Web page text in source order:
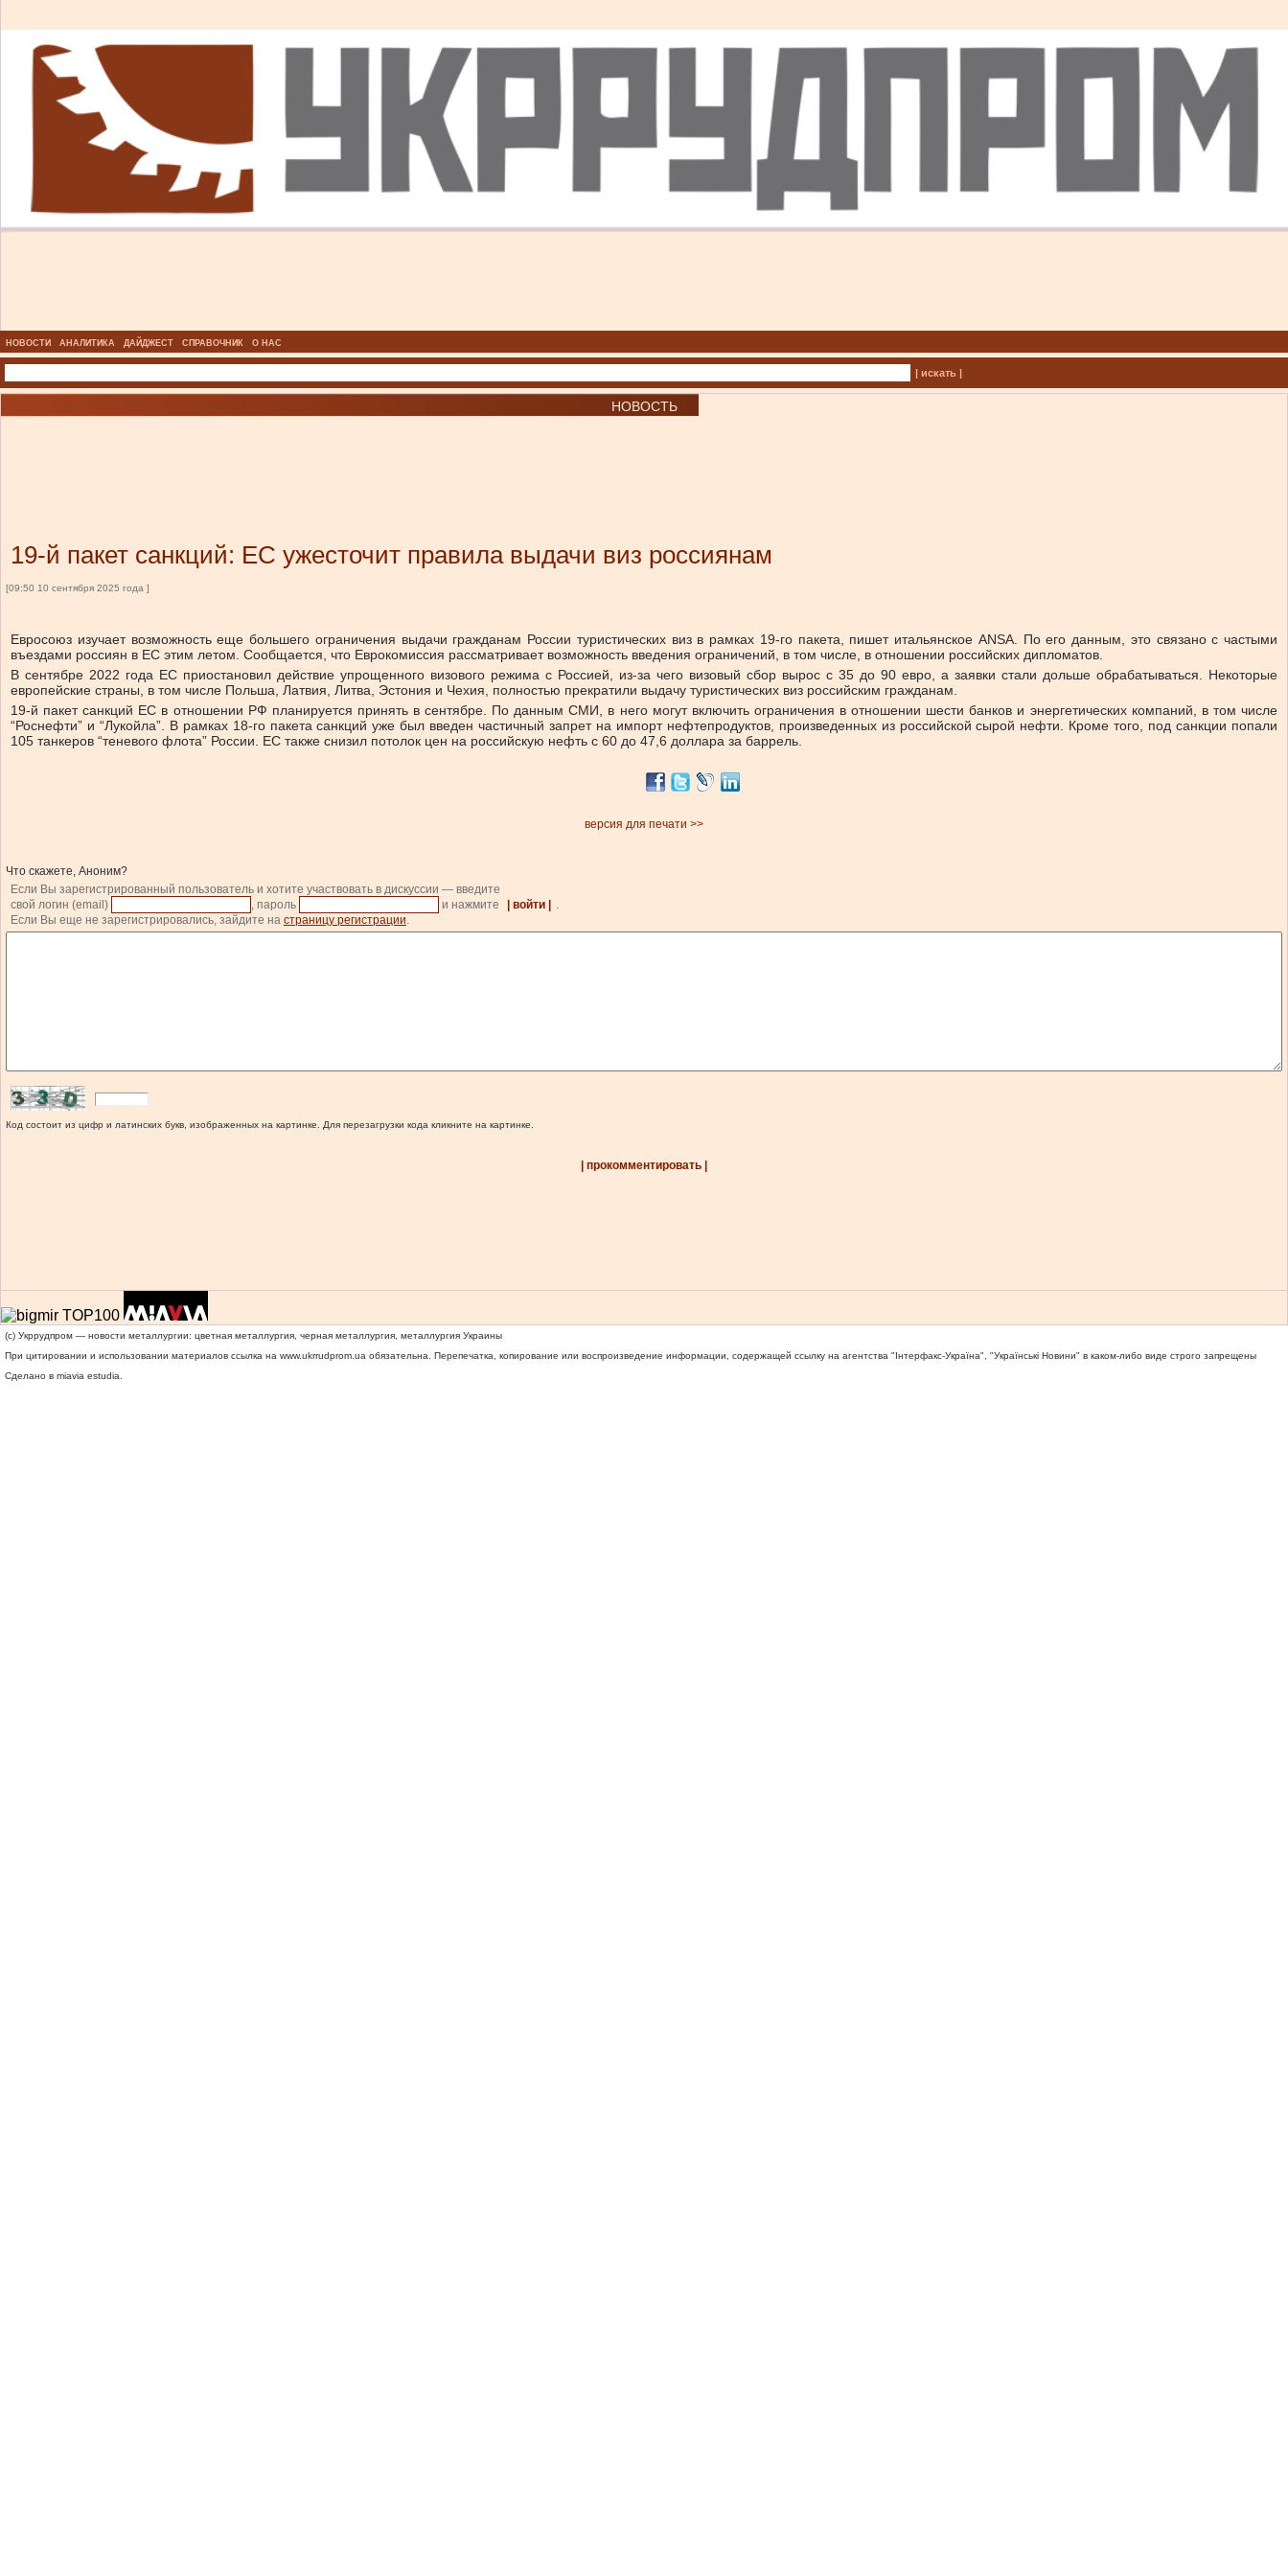
НОВОСТИ АНАЛИТИКА ДАЙДЖЕСТ СПРАВОЧНИК О НАС
| искать |
НОВОСТЬ
19-й пакет санкций: ЕС ужесточит правила выдачи виз россиянам
[09:50 10 сентября 2025 года ]
Евросоюз изучает возможность еще большего ограничения выдачи гражданам России туристических виз в рамках 19-го пакета, пишет итальянское ANSA. По его данным, это связано с частыми
въездами россиян в ЕС этим летом. Сообщается, что Еврокомиссия рассматривает возможность введения ограничений, в том числе, в отношении российских дипломатов.
В сентябре 2022 года ЕС приостановил действие упрощенного визового режима с Россией, из-за чего визовый сбор вырос с 35 до 90 евро, а заявки стали дольше обрабатываться. Некоторые
европейские страны, в том числе Польша, Латвия, Литва, Эстония и Чехия, полностью прекратили выдачу туристических виз российским гражданам.
19-й пакет санкций ЕС в отношении РФ планируется принять в сентябре. По данным СМИ, в него могут включить ограничения в отношении шести банков и энергетических компаний, в том числе
“Роснефти” и “Лукойла”. В рамках 18-го пакета санкций уже был введен частичный запрет на импорт нефтепродуктов, произведенных из российской сырой нефти. Кроме того, под санкции попали
105 танкеров “теневого флота” России. ЕС также снизил потолок цен на российскую нефть с 60 до 47,6 доллара за баррель.
версия для печати >>
Что скажете, Аноним?
Если Вы зарегистрированный пользователь и хотите участвовать в дискуссии — введите
свой логин (email)
, пароль и нажмите | войти |
.
Если Вы еще не зарегистрировались, зайдите на страницу регистрации.
Код состоит из цифр и латинских букв, изображенных на картинке. Для перезагрузки кода кликните на картинке.
| прокомментировать |
(c) Укррудпром — новости металлургии: цветная металлургия, черная металлургия, металлургия Украины
При цитировании и использовании материалов ссылка на www.ukrrudprom.ua обязательна. Перепечатка, копирование или воспроизведение информации, содержащей ссылку на агентства "Iнтерфакс-Україна", "Українськi Новини" в каком-либо виде строго запрещены
Сделано в miavia estudia.